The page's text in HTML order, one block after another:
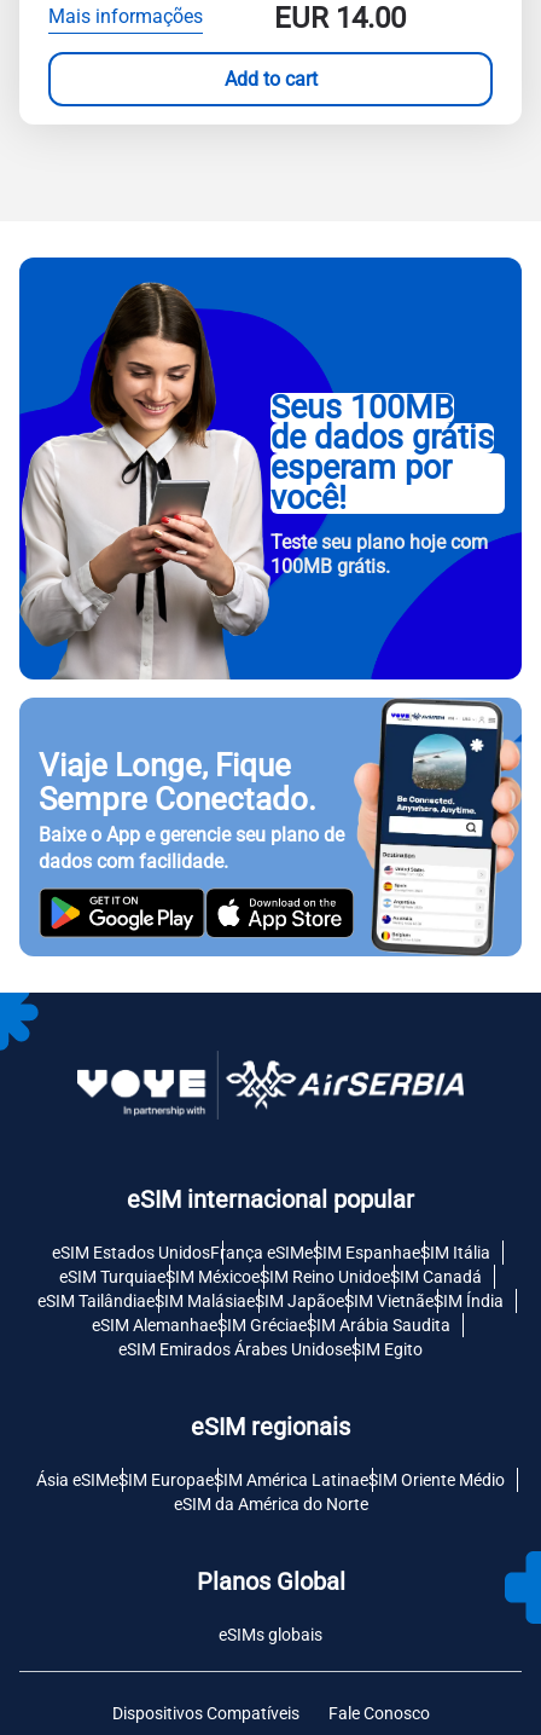
Mais informações EUR14.00
Add to cart
Seus 100MB
de dados grátis
esperam por
você!
Teste seu plano hoje com
100MB grátis.
Viaje Longe, Fique
Sempre Conectado.
Baixe o App e gerencie seu plano de
dados com facilidade.
eSIM internacional popular
eSIM Estados UnidosFrança eSIMeSIM EspanhaeSIM Itália
eSIM TurquiaeSIM MéxicoeSIM Reino UnidoeSIM Canadá
eSIM TailândiaeSIM MalásiaeSIM JapãoeSIM VietnãeSIM Índia
eSIM AlemanhaeSIM GréciaeSIM Arábia Saudita
eSIM Emirados Árabes UnidoseSIM Egito
eSIM regionais
Ásia eSIMeSIM EuropaeSIM América LatinaeSIM Oriente Médio
eSIM da América do Norte
Planos Global
eSIMs globais
Dispositivos Compatíveis Fale Conosco